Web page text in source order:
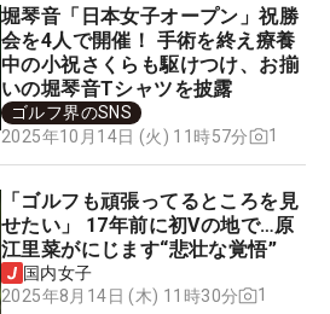
堀琴音「日本女子オープン」祝勝
会を4人で開催！ 手術を終え療養
中の小祝さくらも駆けつけ、お揃
いの堀琴音Tシャツを披露
ゴルフ界のSNS
2025年10月14日 (火) 11時57分
1
「ゴルフも頑張ってるところを見
せたい」 17年前に初Vの地で…原
江里菜がにじます“悲壮な覚悟”
国内女子
2025年8月14日 (木) 11時30分
1